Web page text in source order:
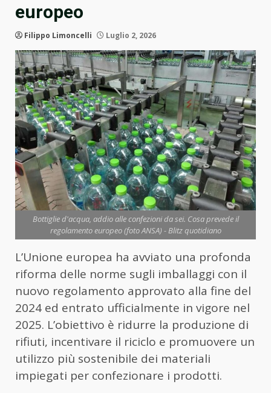
europeo
Filippo Limoncelli Luglio 2, 2026
Bottiglie d'acqua, addio alle confezioni da sei. Cosa prevede il
regolamento europeo (foto ANSA) - Blitz quotidiano
L’Unione europea ha avviato una profonda
riforma delle norme sugli imballaggi con il
nuovo regolamento approvato alla fine del
2024 ed entrato ufficialmente in vigore nel
2025. L’obiettivo è ridurre la produzione di
rifiuti, incentivare il riciclo e promuovere un
utilizzo più sostenibile dei materiali
impiegati per confezionare i prodotti.